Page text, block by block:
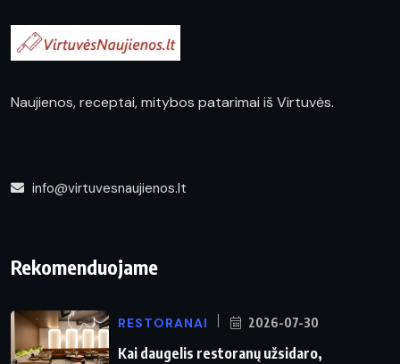
Naujienos, receptai, mitybos patarimai iš Virtuvės.
info@virtuvesnaujienos.lt
Rekomenduojame
RESTORANAI 2026-07-30
Kai daugelis restoranų užsidaro,